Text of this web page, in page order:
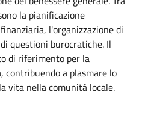
la pianificazione
l'organizzazione di
questioni burocratiche. Il
di riferimento per la
contribuendo a plasmare lo
vita nella comunità locale.